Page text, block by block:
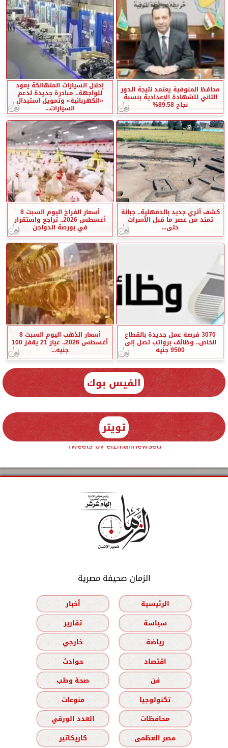
محافظ المنوفية يعتمد نتيجة الدور
الثاني للشهادة الإعدادية بنسبة
نجاح 89.58%
إحلال السيارات المتهالكة يعود
للواجهة.. مبادرة جديدة لدعم
«الكهربائية» وتمويل استبدال
السيارات...
كشف أثري جديد بالدقهلية.. جبانة
تمتد من عصر ما قبل الأسرات
حتى...
أسعار الفراخ اليوم السبت 8
أغسطس 2026.. تراجع واستقرار
في بورصة الدواجن
3070 فرصة عمل جديدة بالقطاع
الخاص.. وظائف برواتب تصل إلى
9500 جنيه
أسعار الذهب اليوم السبت 8
أغسطس 2026.. عيار 21 يقفز 100
جنيه...
الفيس بوك
تويتر
Tweets by elzmannewseg
الزمان صحيفة مصرية
الرئيسية
أخبار
سياسة
تقارير
رياضة
خارجي
اقتصاد
حوادث
فن
صحة وطب
تكنولوجيا
منوعات
محافظات
العدد الورقي
مصر العظمى
كاريكاتير